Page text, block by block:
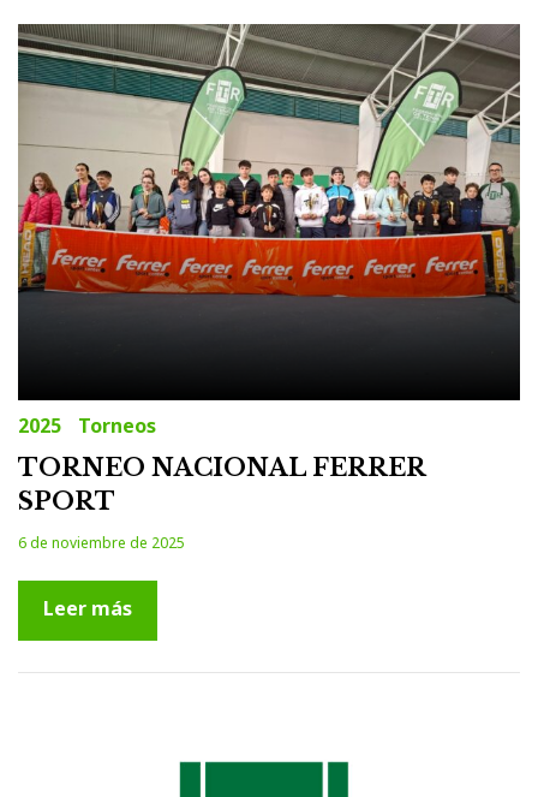
2025 Torneos
TORNEO NACIONAL FERRER
SPORT
6 de noviembre de 2025
Leer más